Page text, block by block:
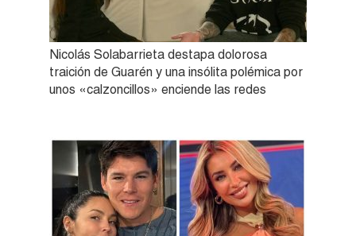
Nicolás Solabarrieta destapa dolorosa
traición de Guarén y una insólita polémica por
unos «calzoncillos» enciende las redes